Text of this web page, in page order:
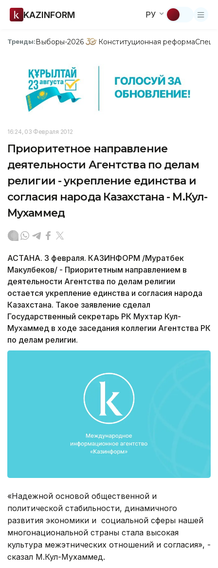
KAZINFORM РУ
Тренды:Выборы-2026 Конституционная реформа
16:24, 03 Февраля 2012
Приоритетное направление
деятельности Агентства по делам
религии - укрепление единства и
согласия народа Казахстана - М.Кул-
Мухаммед
АСТАНА. 3 февраля. КАЗИНФОРМ /Муратбек
Макулбеков/ - Приоритетным направлением в
деятельности Агентства по делам религии
остается укрепление единства и согласия народа
Казахстана. Такое заявление сделал
Государственный секретарь РК Мухтар Кул-
Мухаммед в ходе заседания коллегии Агентства РК
по делам религии.
«Надежной основой общественной и
политической стабильности, динамичного
развития экономики и социальной сферы нашей
многонациональной страны стала высокая
культура межэтнических отношений и согласия», -
сказал М.Кул-Мухаммед.